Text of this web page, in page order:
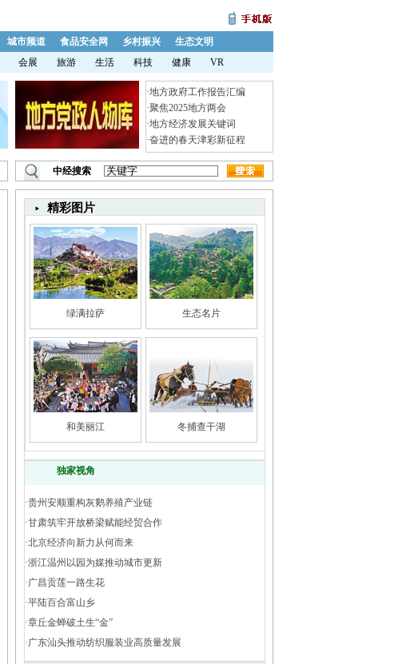
城市频道 食品安全网 乡村振兴
生态文明
会展 旅游 生活 科技 健康 VR
·地方政府工作报告汇编
·聚焦2025地方两会
·地方经济发展关键词
·奋进的春天津彩新征程
中经搜索
精彩图片
绿满拉萨 生态名片
和美丽江 冬捕查干湖
独家视角
·贵州安顺重构灰鹅养殖产业链
·甘肃筑牢开放桥梁赋能经贸合作
·北京经济向新力从何而来
·浙江温州以园为媒推动城市更新
·广昌贡莲一路生花
·平陆百合富山乡
·章丘金蝉破土生“金”
·广东汕头推动纺织服装业高质量发展